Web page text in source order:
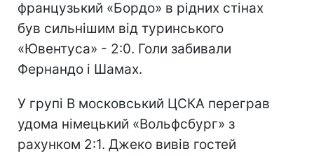
французький «Бордо» в рідних стінах
був сильнішим від туринського
«Ювентуса» - 2:0. Голи забивали
Фернандо і Шамах.
У групі В московський ЦСКА переграв
удома німецький «Вольфсбург» з
рахунком 2:1. Джеко вивів гостей